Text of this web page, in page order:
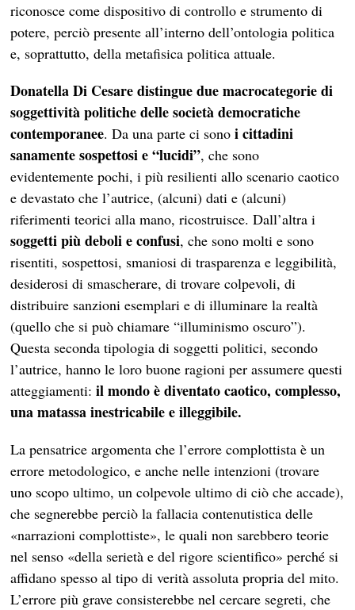
riconosce come dispositivo di controllo e strumento di
potere, perciò presente all’interno dell’ontologia politica
e, soprattutto, della metafisica politica attuale.
Donatella Di Cesare distingue due macrocategorie di
soggettività politiche delle società democratiche
contemporanee. Da una parte ci sonoi cittadini
sanamente sospettosi e “lucidi”, che sono
evidentemente pochi, i più resilienti allo scenario caotico
e devastato che l’autrice, (alcuni) dati e (alcuni)
riferimenti teorici alla mano, ricostruisce. Dall’altra i
soggetti più deboli e confusi, che sono molti e sono
risentiti, sospettosi, smaniosi di trasparenza e leggibilità,
desiderosi di smascherare, di trovare colpevoli, di
distribuire sanzioni esemplari e di illuminare la realtà
(quello che si può chiamare “illuminismo oscuro”).
Questa seconda tipologia di soggetti politici, secondo
l’autrice, hanno le loro buone ragioni per assumere questi
atteggiamenti:il mondo è diventato caotico, complesso,
una matassa inestricabile e illeggibile.
La pensatrice argomenta che l’errore complottista è un
errore metodologico, e anche nelle intenzioni (trovare
uno scopo ultimo, un colpevole ultimo di ciò che accade),
che segnerebbe perciò la fallacia contenutistica delle
«narrazioni complottiste», le quali non sarebbero teorie
nel senso «della serietà e del rigore scientifico» perché si
affidano spesso al tipo di verità assoluta propria del mito.
L’errore più grave consisterebbe nel cercare segreti, che